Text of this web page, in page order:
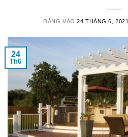
ĐĂNG VÀO24 THÁNG 6, 2021
24
Th6